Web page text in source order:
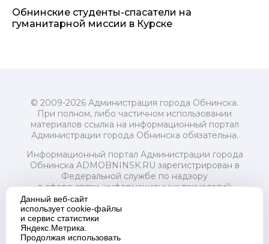
Обнинские студенты-спасатели на
гуманитарной миссии в Курске
© 2009-2026 Администрация города Обнинска.
При полном, либо частичном использовании
материалов ссылка на информационный портал
Администрации города Обнинска обязательна.
Информационный портал Администрации города
Обнинска ADMOBNINSK.RU зарегистрирован в
Федеральной службе по надзору
в сфере связи, информационных технологий
и массовых коммуникаций (Роскомнадзор) 24 июля
2018 года.
Свидетельство о регистрации Эл № ФС77-73321
Учредитель: Администрация (исполнительно-
Данный веб-сайт
использует cookie-файлы
и сервис статистики
Яндекс.Метрика.
Продолжая использовать